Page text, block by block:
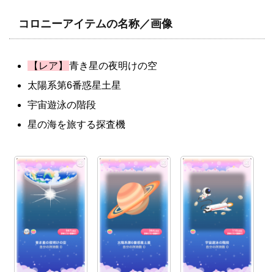
コロニーアイテムの名称／画像
【レア】
青き星の夜明けの空
太陽系第6番惑星土星
宇宙遊泳の階段
星の海を旅する探査機